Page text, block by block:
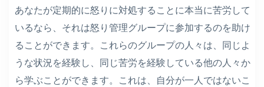
あなたが定期的に怒りに対処することに本当に苦労して
いるなら、それは怒り管理グループに参加するのを助け
ることができます。これらのグループの人々は、同じよ
うな状況を経験し、同じ苦労を経験している他の人々か
ら学ぶことができます。これは、自分が一人ではないこ